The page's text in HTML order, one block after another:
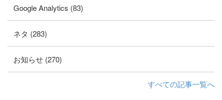
Google Analytics (83)
ネタ (283)
お知らせ (270)
すべての記事一覧へ